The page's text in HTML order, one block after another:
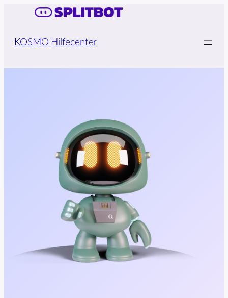
KOSMO Hilfecenter